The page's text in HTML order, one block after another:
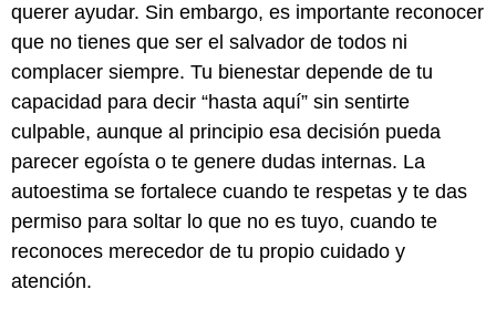
querer ayudar. Sin embargo, es importante reconocer
que no tienes que ser el salvador de todos ni
complacer siempre. Tu bienestar depende de tu
capacidad para decir “hasta aquí” sin sentirte
culpable, aunque al principio esa decisión pueda
parecer egoísta o te genere dudas internas. La
autoestima se fortalece cuando te respetas y te das
permiso para soltar lo que no es tuyo, cuando te
reconoces merecedor de tu propio cuidado y
atención.